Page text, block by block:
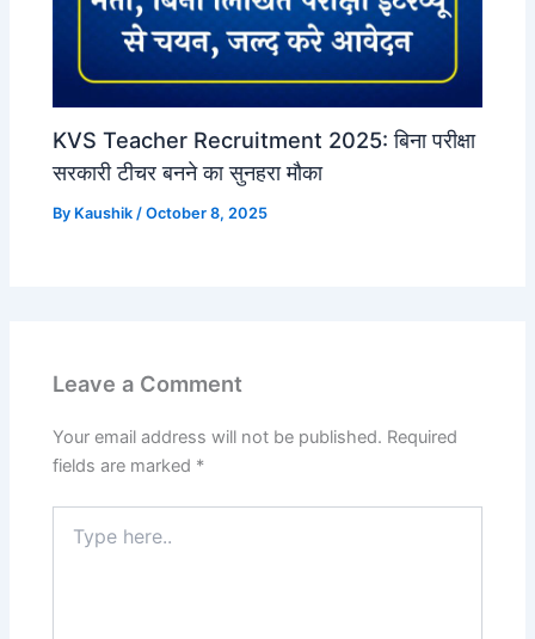
KVS Teacher Recruitment 2025: बिना परीक्षा
सरकारी टीचर बनने का सुनहरा मौका
By Kaushik/October 8, 2025
Leave a Comment
Your email address will not be published. Required
fields are marked *
here..